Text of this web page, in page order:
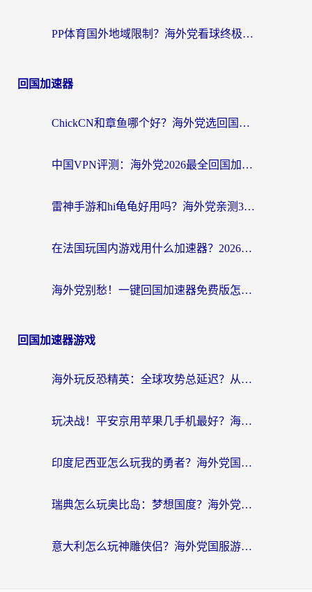
PP体育国外地域限制？海外党看球终极方案：从欧洲杯到奥运会，中文解说不卡顿！
回国加速器
ChickCN和章鱼哪个好？海外党选回国加速器的3个关键维度 + 实用避坑指南
中国VPN评测：海外党2026最全回国加速器选择指南，告别地区限制不踩坑
雷神手游和hi龟龟好用吗？海外党亲测3款回国加速器，教你选对国外到国内加速器
在法国玩国内游戏用什么加速器？2026实测解决延迟卡顿的实用指南
海外党别愁！一键回国加速器免费版怎么选？从踩坑到流畅访问的全攻略
回国加速器游戏
海外玩反恐精英：全球攻势总延迟？从瑞典玩神武4到外国玩黎明觉醒，选对加速器才是关键！
玩决战！平安京用苹果几手机最好？海外党必看的设备+加速器双攻略
印度尼西亚怎么玩我的勇者？海外党国服游戏加速避坑指南（附实况五行师解决方案）
瑞典怎么玩奥比岛：梦想国度？海外党亲测有效的国服游戏加速全攻略
意大利怎么玩神雕侠侣？海外党国服游戏加速终极指南（附欧洲玩王者王国保卫战4不卡技巧）